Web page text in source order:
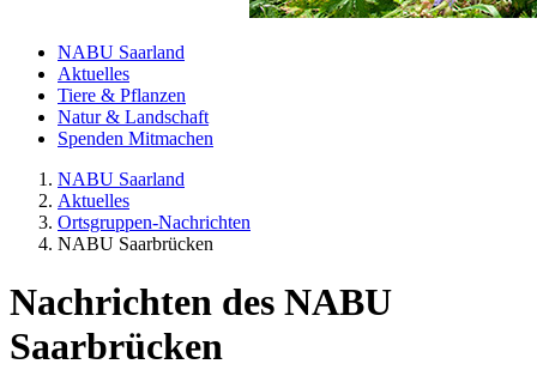
NABU Saarland
Aktuelles
Tiere & Pflanzen
Natur & Landschaft
Spenden Mitmachen
NABU Saarland
Aktuelles
Ortsgruppen-Nachrichten
NABU Saarbrücken
Nachrichten des NABU
Saarbrücken